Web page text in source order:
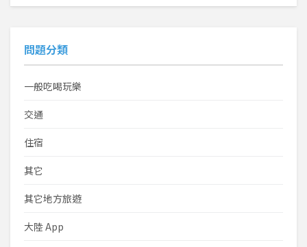
問題分類
一般吃喝玩樂
交通
住宿
其它
其它地方旅遊
大陸 App